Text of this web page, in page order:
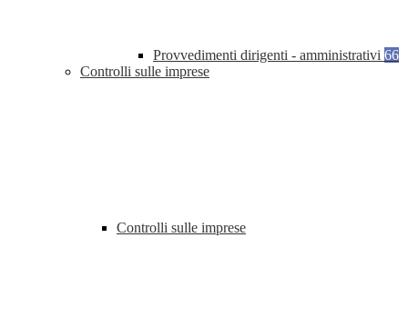
Provvedimenti dirigenti - amministrativi 66
Controlli sulle imprese
Controlli sulle imprese